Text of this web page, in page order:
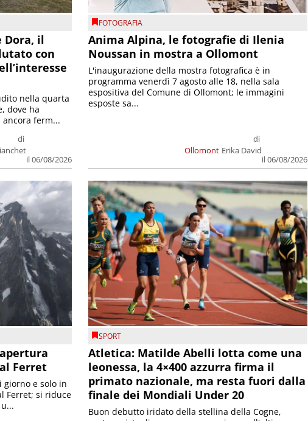
Dora, il
con
di
il 06/08/2026
nella quarta
dove ha
ferm...
FOTOGRAFIA
Anima Alpina, le fotografie di Ilenia
Noussan in mostra a Ollomont
Ollomont
di
Erika David
il 06/08/2026
L'inaugurazione della mostra fotografica è in
programma venerdì 7 agosto alle 18, nella sala
espositiva del Comune di Ollomont; le immagini
esposte sa...
Ferret
giorno e solo in
Ferret; si riduce
SPORT
Atletica: Matilde Abelli lotta come una
leonessa, la 4×400 azzurra firma il
primato nazionale, ma resta fuori dalla
finale dei Mondiali Under 20
Buon debutto iridato della stellina della Cogne,